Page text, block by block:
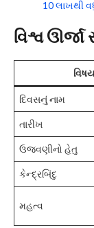
10 લાખથી
વિશ્વ ઊર્જા
વિષય
દિવસનું નામ
તારીખ
ઉજવણીનો હેતુ
કેન્દ્રબિંદુ
મહત્વ